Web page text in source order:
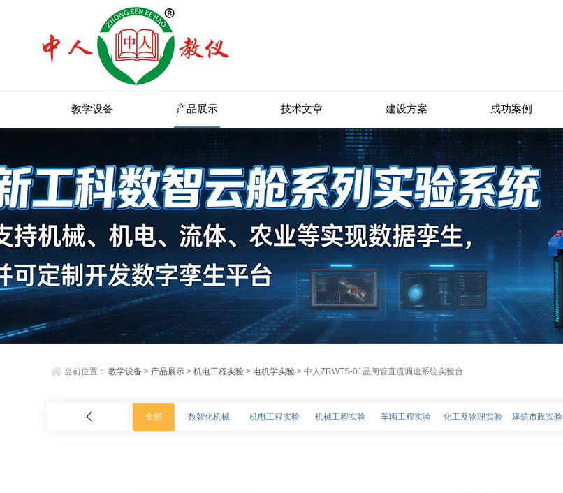
教学设备 产品展示 技术文章 建设方案 成功案例
当前位置：教学设备 > 产品展示 >机电工程实验 > 电机学实验 > 中人ZRWTS-01晶闸管直流调速系统实验台
全部 数智化机械 机电工程实验 机械工程实验 车辆工程实验 化工及物理实验 建筑市政实验